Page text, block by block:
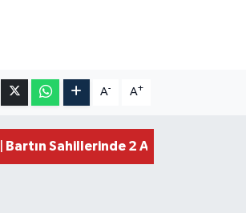
A- A+
Bartın Sahillerinde 2 Ayda 271 Kişi